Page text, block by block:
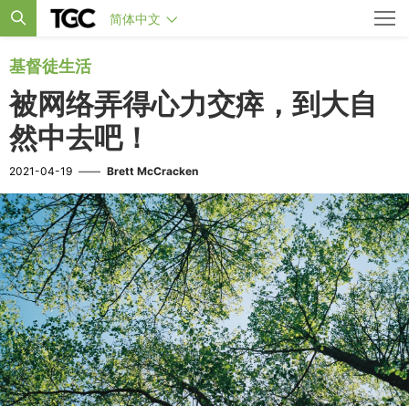
简体中文
基督徒生活
被网络弄得心力交瘁，到大自
然中去吧！
2021-04-19 —— Brett McCracken